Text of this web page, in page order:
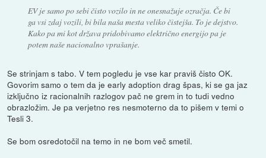
EV je samo po sebi čisto vozilo in ne onesnažuje ozračja. Če bi
ga vsi zdaj vozili, bi bila naša mesta veliko čistejša. To je dejstvo.
Kako pa mi kot država pridobivamo električno energijo pa je
potem naše nacionalno vprašanje.
Se strinjam s tabo. V tem pogledu je vse kar praviš čisto OK.
Govorim samo o tem da je early adoption drag špas, ki se ga jaz
izključno iz racionalnih razlogov pač ne grem in to tudi vedno
obrazložim. Je pa verjetno res nesmoterno da to pišem v temi o
Tesli 3.
Se bom osredotočil na temo in ne bom več smetil.